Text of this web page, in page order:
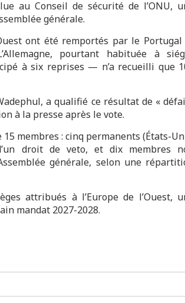
au Conseil de sécurité de l’ONU,
générale.
ont été remportés par le
pourtant habituée à
à six reprises — n’a recueilli que
a qualifié ce résultat de «
à la presse après le vote.
membres : cinq permanents (États-
droit de veto, et dix membres
générale, selon une
attribués à l’Europe de l’Ouest,
mandat 2027-2028.